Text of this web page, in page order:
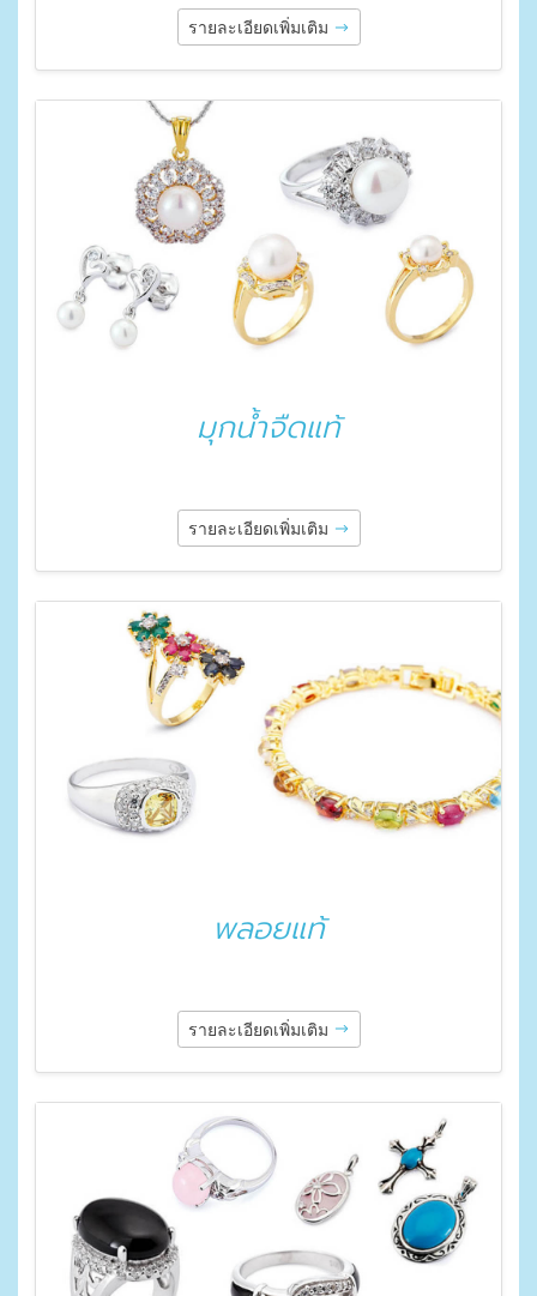
รายละเอียดเพิ่มเติม
มุกน้ำจืดแท้
รายละเอียดเพิ่มเติม
พลอยแท้
รายละเอียดเพิ่มเติม